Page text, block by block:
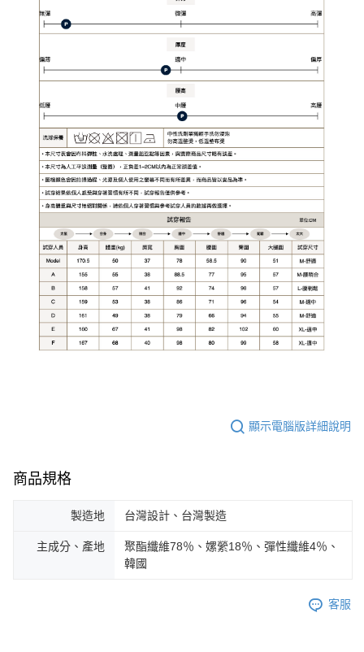
顯示電腦版詳細說明
商品規格
製造地 台灣設計、台灣製造
主成分、產地
聚酯纖維78％、嫘縈18％、彈性纖維4％、
韓國
客服